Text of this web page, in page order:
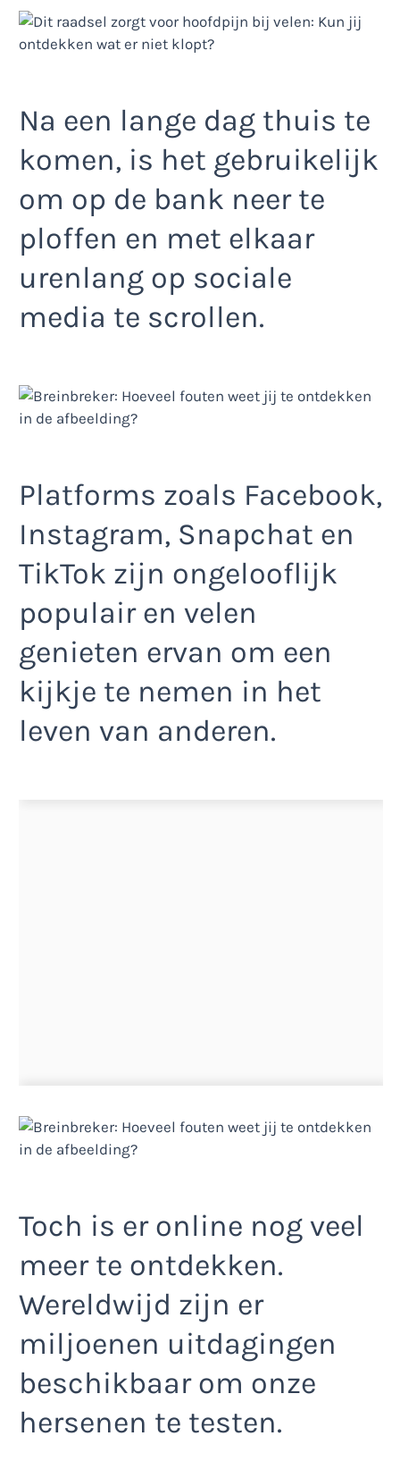
Na een lange dag thuis te
komen, is het gebruikelijk
om op de bank neer te
ploffen en met elkaar
urenlang op sociale
media te scrollen.
Platforms zoals Facebook,
Instagram, Snapchat en
TikTok zijn ongelooflijk
populair en velen
genieten ervan om een
kijkje te nemen in het
leven van anderen.
Toch is er online nog veel
meer te ontdekken.
Wereldwijd zijn er
miljoenen uitdagingen
beschikbaar om onze
hersenen te testen.